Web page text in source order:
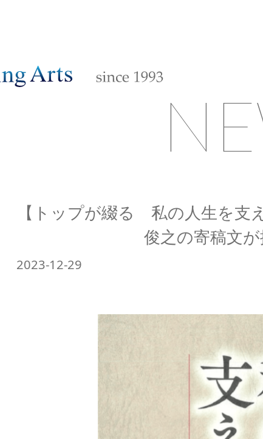
【トップが綴る 私の人生を支
俊之の寄稿文
2023-12-29